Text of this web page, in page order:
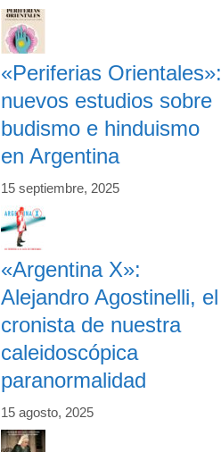
«Periferias Orientales»:
nuevos estudios sobre
budismo e hinduismo
en Argentina
15 septiembre, 2025
«Argentina X»:
Alejandro Agostinelli, el
cronista de nuestra
caleidoscópica
paranormalidad
15 agosto, 2025